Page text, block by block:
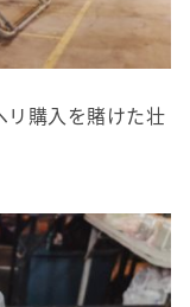
リ購入を賭けた壮